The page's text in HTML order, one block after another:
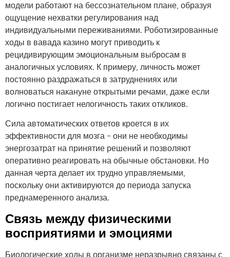
модели работают на бессознательном плане, образуя
ощущение нехватки регулирования над
индивидуальными переживаниями. Роботизированные
ходы в вавада казино могут приводить к
рецидивирующим эмоциональным выбросам в
аналогичных условиях. К примеру, личность может
постоянно раздражаться в затруднениях или
волноваться накануне открытыми речами, даже если
логично постигает нелогичность таких откликов.
Сила автоматических ответов кроется в их
эффективности для мозга – они не необходимы
энергозатрат на принятие решений и позволяют
оперативно реагировать на обычные обстановки. Но
данная черта делает их трудно управляемыми,
поскольку они активируются до периода запуска
преднамеренного анализа.
Связь между физическими
восприятиями и эмоциями
Биологические ходы в организме неразрывно связаны с